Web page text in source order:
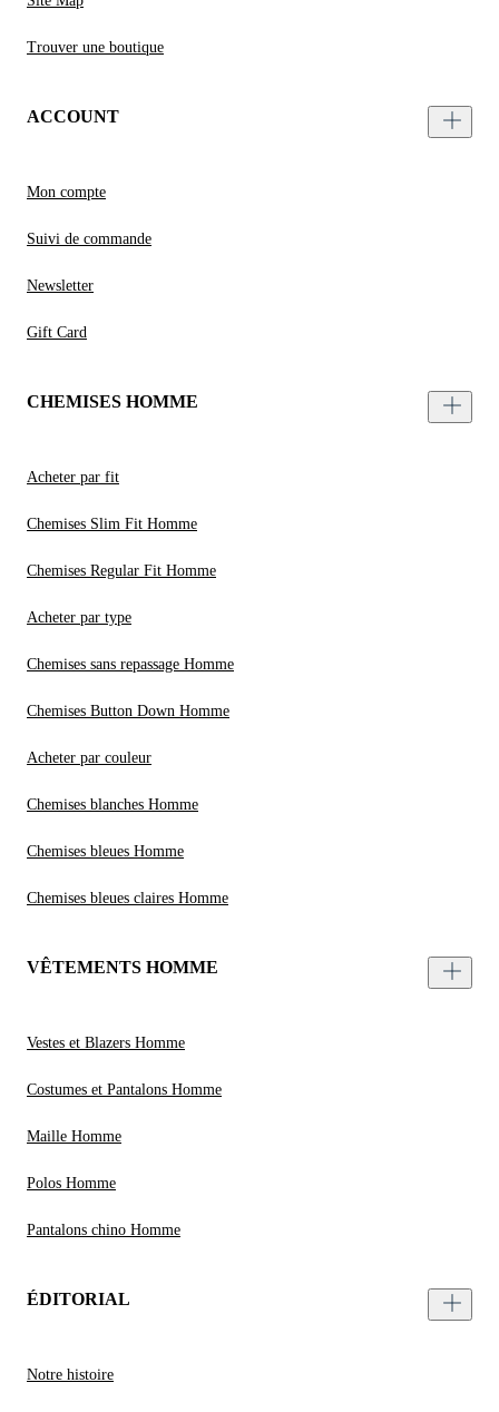
Trouver une boutique
ACCOUNT
Mon compte
Suivi de commande
Newsletter
Gift Card
CHEMISES HOMME
Acheter par fit
Chemises Slim Fit Homme
Chemises Regular Fit Homme
Acheter par type
Chemises sans repassage Homme
Chemises Button Down Homme
Acheter par couleur
Chemises blanches Homme
Chemises bleues Homme
Chemises bleues claires Homme
VÊTEMENTS HOMME
Vestes et Blazers Homme
Costumes et Pantalons Homme
Maille Homme
Polos Homme
Pantalons chino Homme
ÉDITORIAL
Notre histoire